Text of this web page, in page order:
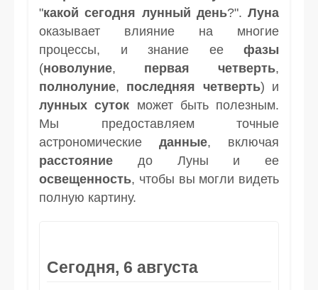
"какой сегодня лунный день?". Луна
оказывает влияние на многие
процессы, и знание ее фазы
(новолуние, первая четверть,
полнолуние, последняя четверть) и
лунных суток может быть полезным.
Мы предоставляем точные
астрономические данные, включая
расстояние до Луны и ее
освещенность, чтобы вы могли видеть
полную картину.
Сегодня, 6 августа